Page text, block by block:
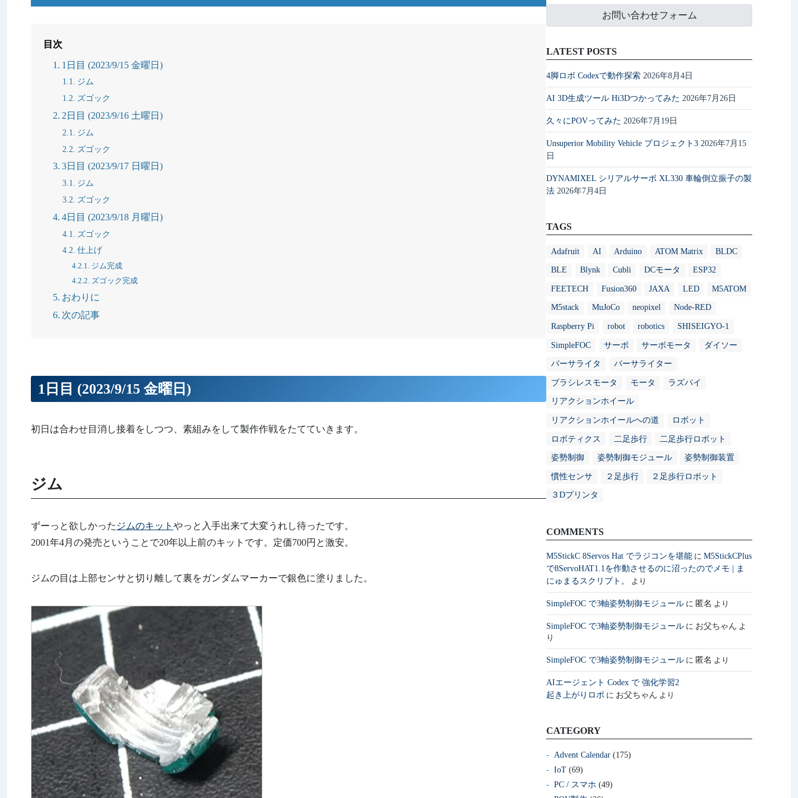
目次
1日目 (2023/9/15 金曜日)
ジム
ズゴック
2日目 (2023/9/16 土曜日)
ジム
ズゴック
3日目 (2023/9/17 日曜日)
ジム
ズゴック
4日目 (2023/9/18 月曜日)
ズゴック
仕上げ
ジム完成
ズゴック完成
おわりに
次の記事
1日目 (2023/9/15 金曜日)
初日は合わせ目消し接着をしつつ、素組みをして製作作戦をたてていきます。
ジム
ずーっと欲しかった ジムのキット やっと入手出来て大変うれし待ったです。
2001年4月の発売ということで20年以上前のキットです。定価700円と激安。
ジムの目は上部センサと切り離して裏をガンダムマーカーで銀色に塗りました。
お問い合わせフォーム
LATEST POSTS
4脚ロボ Codexで動作探索 2026年8月4日
AI 3D生成ツール Hi3Dつかってみた 2026年7月26日
久々にPOVってみた 2026年7月19日
Unsuperior Mobility Vehicle プロジェクト3 2026年7月15
日
DYNAMIXEL シリアルサーボ XL330 車輪倒立振子の製
法 2026年7月4日
TAGS
Adafruit AI Arduino ATOM Matrix BLDC
BLE Blynk Cubli DCモータ ESP32
FEETECH Fusion360 JAXA LED M5ATOM
M5stack MuJoCo neopixel Node-RED
Raspberry Pi robot robotics SHISEIGYO-1
SimpleFOC サーボ サーボモータ ダイソー
バーサライタ バーサライター
ブラシレスモータ モータ ラズパイ
リアクションホイール
リアクションホイールへの道 ロボット
ロボティクス 二足歩行 二足歩行ロボット
姿勢制御 姿勢制御モジュール 姿勢制御装置
慣性センサ ２足歩行 ２足歩行ロボット
３Dプリンタ
COMMENTS
M5StickC 8Servos Hat でラジコンを堪能 に M5StickCPlus
で8ServoHAT1.1を作動させるのに沼ったのでメモ | ま
にゅまるスクリプト。
より
SimpleFOC で3軸姿勢制御モジュール に 匿名 より
SimpleFOC で3軸姿勢制御モジュール に お父ちゃん よ
り
SimpleFOC で3軸姿勢制御モジュール に 匿名 より
AIエージェント Codex で 強化学習2
起き上がりロボ に お父ちゃん より
CATEGORY
Advent Calendar (175)
IoT (69)
PC / スマホ (49)